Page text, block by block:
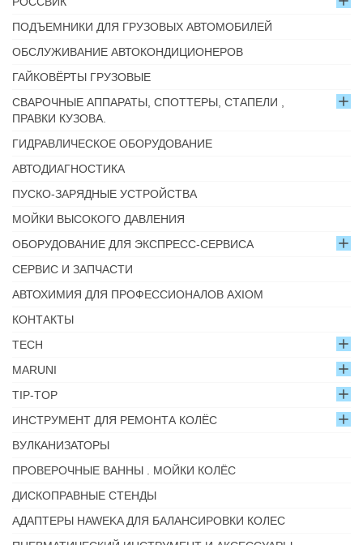
ПОДЪЕМНИКИ ДЛЯ ГРУЗОВЫХ АВТОМОБИЛЕЙ
ОБСЛУЖИВАНИЕ АВТОКОНДИЦИОНЕРОВ
ГАЙКОВЁРТЫ ГРУЗОВЫЕ
СВАРОЧНЫЕ АППАРАТЫ, СПОТТЕРЫ, СТАПЕЛИ ,
ПРАВКИ КУЗОВА.
ГИДРАВЛИЧЕСКОЕ ОБОРУДОВАНИЕ
АВТОДИАГНОСТИКА
ПУСКО-ЗАРЯДНЫЕ УСТРОЙСТВА
МОЙКИ ВЫСОКОГО ДАВЛЕНИЯ
ОБОРУДОВАНИЕ ДЛЯ ЭКСПРЕСС-СЕРВИСА
СЕРВИС И ЗАПЧАСТИ
АВТОХИМИЯ ДЛЯ ПРОФЕССИОНАЛОВ AXIOM
КОНТАКТЫ
TECH
MARUNI
TIP-TOP
ИНСТРУМЕНТ ДЛЯ РЕМОНТА КОЛЁС
ВУЛКАНИЗАТОРЫ
ПРОВЕРОЧНЫЕ ВАННЫ . МОЙКИ КОЛЁС
ДИСКОПРАВНЫЕ СТЕНДЫ
АДАПТЕРЫ HAWEKA ДЛЯ БАЛАНСИРОВКИ КОЛЕС